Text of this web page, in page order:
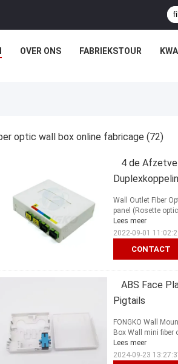
OVER ONS FABRIEKSTOUR
optic wall box online fabricage (72)
4 de
CONTACT
Wall Outlet Fiber
panel (Rosette
Lees meer
2022-09-01
ABS Face
Pigtails
FONGKO Wall
Box Wall mini fiber
Lees meer
2024-09-23